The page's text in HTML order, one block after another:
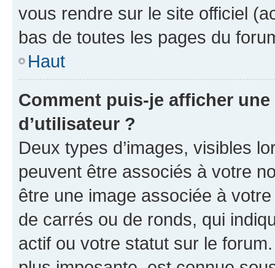
vous rendre sur le site officiel
bas de toutes les pages du
Haut
Comment puis-je afficher
d’utilisateur ?
Deux types d’images, visibles
peuvent être associés à votre
être une image associée à
de carrés ou de ronds, qui
actif ou votre statut sur le